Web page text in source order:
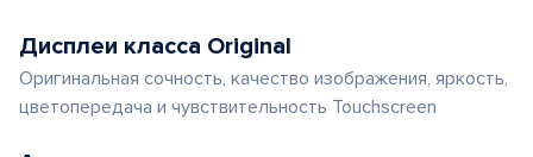
Дисплеи класса Original
Оригинальная сочность, качество изображения, яркость,
цветопередача и чувствительность Touchscreen